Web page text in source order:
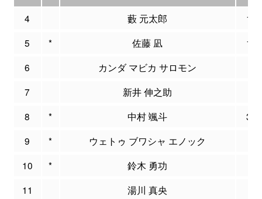
4 藪 元太郎
12
5
* 佐藤 凪
18
6
カンダ マビカ サロモン
7
新井 伸之助
8
* 中村 颯斗
30
9
* ウェトゥ ブワシャ エノック
10
* 鈴木 勇功
11
湯川 真央